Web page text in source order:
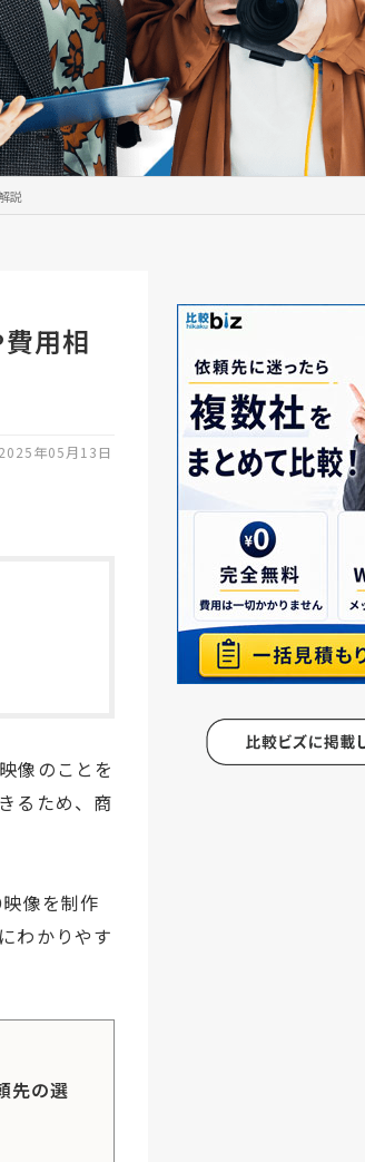
説
用相
年05月13日
像のことを
るため、商
像を制作
わかりやす
先の選